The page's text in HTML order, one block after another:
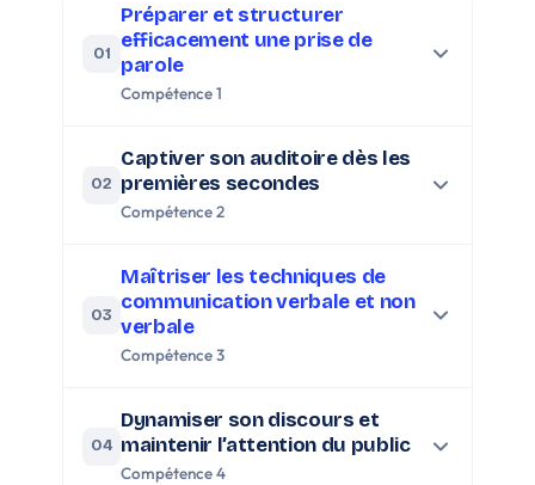
01
Préparer et structurer
efficacement une prise de
parole
Compétence 1
02
Captiver son auditoire dès les
premières secondes
Compétence 2
03
Maîtriser les techniques de
communication verbale et non
verbale
Compétence 3
04
Dynamiser son discours et
maintenir l’attention du public
Compétence 4